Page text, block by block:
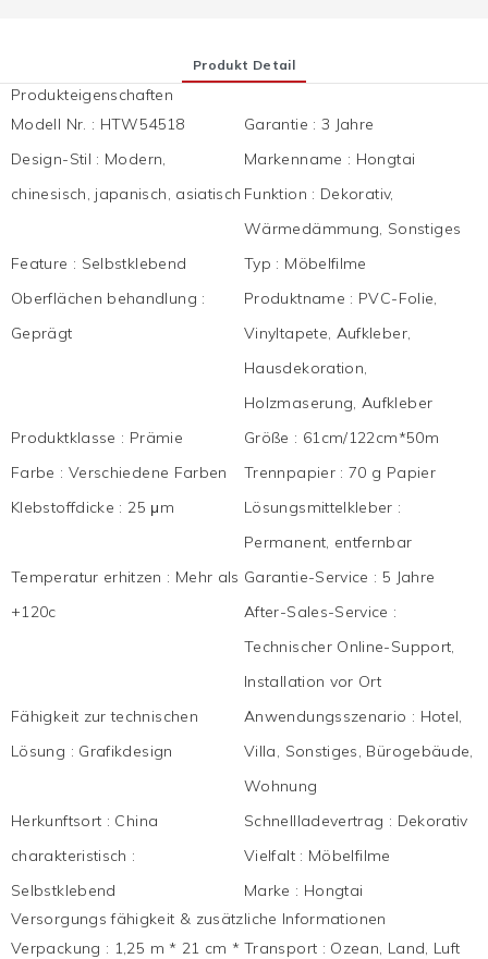
Produkt Detail
Produkteigenschaften
Modell Nr. : HTW54518 Garantie : 3 Jahre
Design-Stil : Modern,
chinesisch, japanisch, asiatisch
Markenname : Hongtai
Funktion : Dekorativ,
Wärmedämmung, Sonstiges
Feature : Selbstklebend Typ : Möbelfilme
Oberflächen behandlung :
Geprägt
Produktname : PVC-Folie,
Vinyltapete, Aufkleber,
Hausdekoration,
Holzmaserung, Aufkleber
Produktklasse : Prämie Größe : 61cm/122cm*50m
Farbe : Verschiedene Farben Trennpapier :70 g Papier
Klebstoffdicke : 25 μm Lösungsmittelkleber :
Permanent, entfernbar
Temperatur erhitzen : Mehr als
+120c
Garantie-Service : 5 Jahre
After-Sales-Service :
Technischer Online-Support,
Installation vor Ort
Fähigkeit zur technischen
Lösung : Grafikdesign
Anwendungsszenario : Hotel,
Villa, Sonstiges, Bürogebäude,
Wohnung
Herkunftsort : China Schnellladevertrag : Dekorativ
charakteristisch :
Selbstklebend
Vielfalt : Möbelfilme
Marke : Hongtai
Versorgungs fähigkeit & zusätzliche Informationen
Verpackung : 1,25 m * 21 cm * Transport : Ozean, Land, Luft